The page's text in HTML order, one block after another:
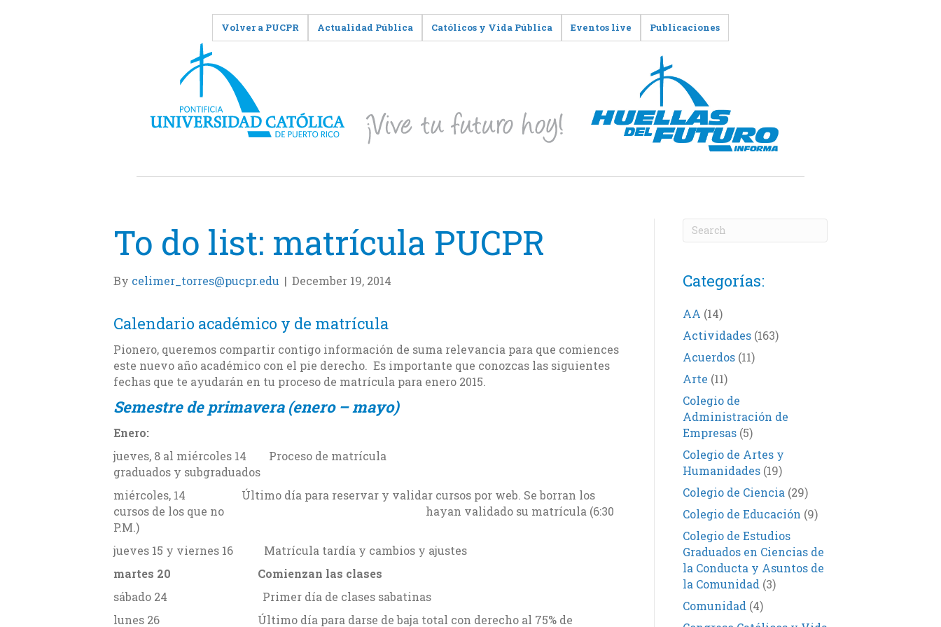
Volver a PUCPR Actualidad Pública Católicos y Vida Pública Eventos live Publicaciones
To do list: matrícula PUCPR
By celimer_torres@pucpr.edu | December 19, 2014
Calendario académico y de matrícula
Pionero, queremos compartir contigo información de suma relevancia para que comiences
este nuevo año académico con el pie derecho. Es importante que conozcas las siguientes
fechas que te ayudarán en tu proceso de matrícula para enero 2015.
Semestre de primavera (enero – mayo)
Enero:
jueves, 8 al miércoles 14 Proceso de matrícula
graduados y subgraduados
miércoles, 14 Último día para reservar y validar cursos por web. Se borran los
cursos de los que no hayan validado su matrícula (6:30
P.M.)
jueves 15 y viernes 16 Matrícula tardía y cambios y ajustes
martes 20 Comienzan las clases
sábado 24 Primer día de clases sabatinas
lunes 26 Último día para darse de baja total con derecho al 75% de
Categorías:
AA (14)
Actividades(163)
Acuerdos(11)
Arte (11)
Colegio de
Administración de
Empresas(5)
Colegio de Artes y
Humanidades(19)
Colegio de Ciencia (29)
Colegio de Educación (9)
Colegio de Estudios
Graduados en Ciencias de
la Conducta y Asuntos de
la Comunidad (3)
Comunidad (4)